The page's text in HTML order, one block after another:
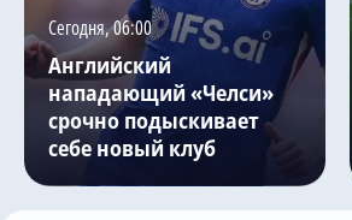
Сегодня, 06:00
Английский
нападающий «Челси»
срочно подыскивает
себе новый клуб